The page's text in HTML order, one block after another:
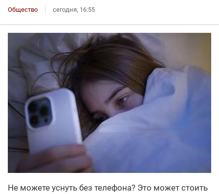
Общество сегодня, 16:55
Не можете уснуть без телефона? Это может стоить